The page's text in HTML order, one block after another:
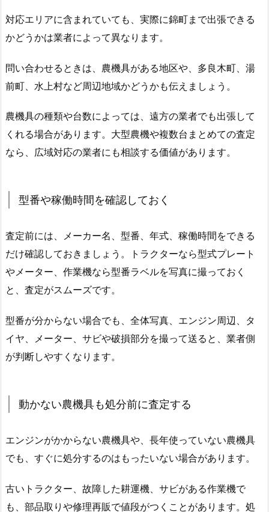
対応エリアに含まれていても、実際に錦町まで出張できる
かどうかは業者によって異なります。
問い合わせるときは、農機具がある地区や、多良木町、湯
前町、水上村など周辺地域かどうかも伝えましょう。
農機具の種類や台数によっては、遠方の業者でも出張して
くれる場合があります。大型農機や複数台まとめての査定
なら、広域対応の業者にも相談する価値があります。
型番や稼働時間を確認しておく
査定前には、メーカー名、型番、年式、稼働時間をできる
だけ確認しておきましょう。トラクターなら型式プレート
やメーター、作業機なら型番ラベルを写真に撮っておく
と、査定がスムーズです。
型番が分からない場合でも、全体写真、エンジン周辺、タ
イヤ、メーター、サビや破損部分を撮って送ると、業者側
が判断しやすくなります。
動かない農機具も処分前に査定する
エンジンがかからない農機具や、長年使っていない農機具
でも、すぐに処分するのはもったいない場合があります。
古いトラクター、故障した耕運機、サビがある作業機で
も、部品取りや修理再販で値段がつくことがあります。処